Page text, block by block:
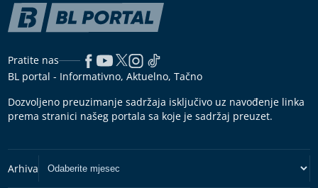
Pratite nas
BL portal - Informativno, Aktuelno, Tačno
Dozvoljeno preuzimanje sadržaja isključivo uz navođenje linka
prema stranici našeg portala sa koje je sadržaj preuzet.